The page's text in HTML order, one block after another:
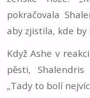
pokračovala
aby zjistila, kde
Když Ashe v
pěsti,
„Tady to bolí